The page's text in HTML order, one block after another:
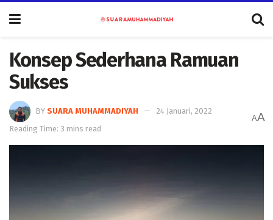
Konsep Sederhana Ramuan
Sukses
BY SUARA MUHAMMADIYAH
24 Januari, 2022
Reading Time: 3 mins read
AA